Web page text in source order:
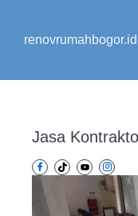
kontenrenovrumahbogor.id
Jasa